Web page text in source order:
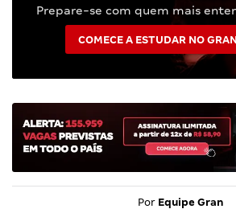
Prepare-se com quem mais
COMECE A ESTUDAR NO
Por Equipe Gran